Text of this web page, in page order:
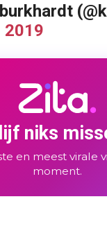
2019
niks
en meest virale
moment.